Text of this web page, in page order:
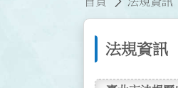
法規資訊